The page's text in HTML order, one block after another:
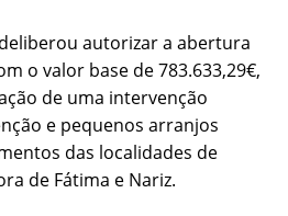
autorizar a abertura
o valor base de 783.633,29€,
de uma intervenção
e pequenos arranjos
das localidades de
de Fátima e Nariz.